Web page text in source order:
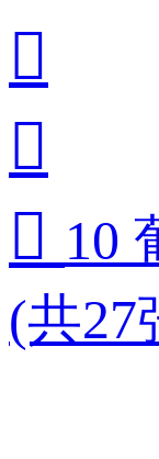


 10
(共27